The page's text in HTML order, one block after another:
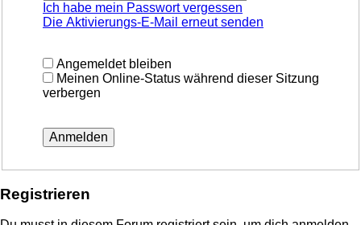
Ich habe mein Passwort vergessen
Die Aktivierungs-E-Mail erneut senden
Angemeldet bleiben
Meinen Online-Status während dieser Sitzung
verbergen
Registrieren